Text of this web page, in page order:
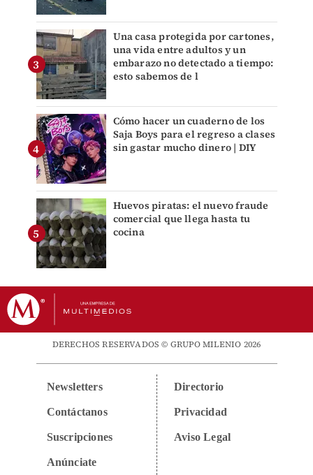
Una casa protegida por cartones,
una vida entre adultos y un
embarazo no detectado a tiempo:
esto sabemos de l
Cómo hacer un cuaderno de los
Saja Boys para el regreso a clases
sin gastar mucho dinero | DIY
Huevos piratas: el nuevo fraude
comercial que llega hasta tu
cocina
DERECHOS RESERVADOS © GRUPO MILENIO 2026
Newsletters
Contáctanos
Suscripciones
Anúnciate
Directorio
Privacidad
Aviso Legal